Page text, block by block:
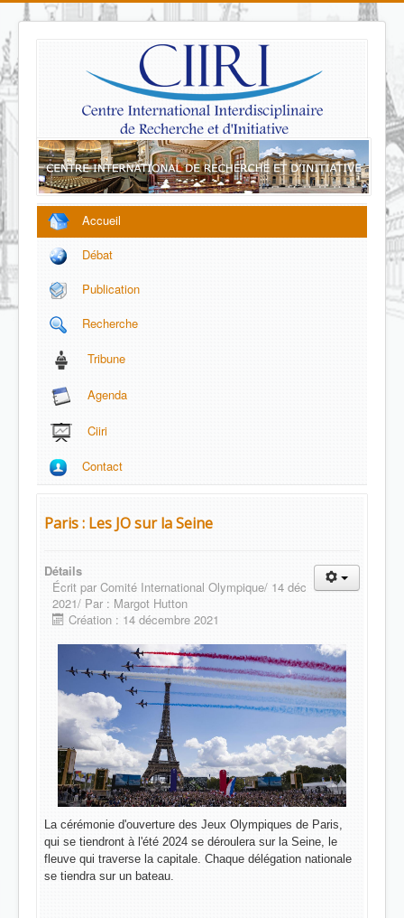
Accueil
Débat
Publication
Recherche
Tribune
Agenda
Ciiri
Contact
Paris : Les JO sur la Seine
Détails
Écrit par Comité International Olympique/ 14 déc
2021/ Par : Margot Hutton
Création : 14 décembre 2021
La cérémonie d'ouverture des Jeux Olympiques de Paris,
qui se tiendront à l'été 2024 se déroulera sur la Seine, le
fleuve qui traverse la capitale. Chaque délégation nationale
se tiendra sur un bateau.